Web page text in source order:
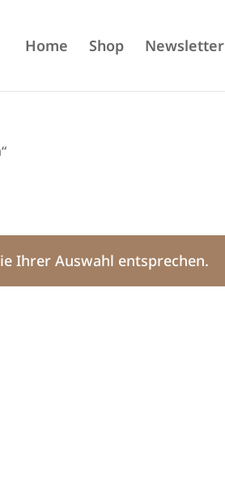
Home Shop Newsletter
Ihrer Auswahl entsprechen.